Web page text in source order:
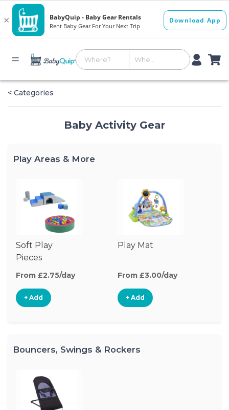
< Categories
Baby Activity Gear
Play Areas & More
Soft Play
Pieces
From £2.75/day
+ Add
Play Mat
From £3.00/day
+ Add
Bouncers, Swings & Rockers